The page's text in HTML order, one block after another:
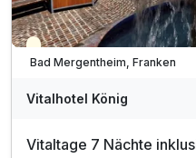
Informationsmaterial zur
WLAN im Hotel
Teilweise ausgelastet
Bad Mergentheim, Franken
Vitalhotel König
Vitaltage 7 Nächte